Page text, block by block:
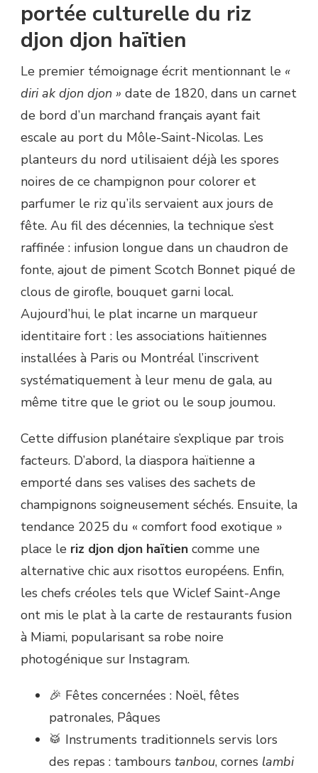
portée culturelle du riz
djon djon haïtien
Le premier témoignage écrit mentionnant le «
diri ak djon djon » date de 1820, dans un carnet
de bord d’un marchand français ayant fait
escale au port du Môle-Saint-Nicolas. Les
planteurs du nord utilisaient déjà les spores
noires de ce champignon pour colorer et
parfumer le riz qu’ils servaient aux jours de
fête. Au fil des décennies, la technique s’est
raffinée : infusion longue dans un chaudron de
fonte, ajout de piment Scotch Bonnet piqué de
clous de girofle, bouquet garni local.
Aujourd’hui, le plat incarne un marqueur
identitaire fort : les associations haïtiennes
installées à Paris ou Montréal l’inscrivent
systématiquement à leur menu de gala, au
même titre que le griot ou le soup joumou.
Cette diffusion planétaire s’explique par trois
facteurs. D’abord, la diaspora haïtienne a
emporté dans ses valises des sachets de
champignons soigneusement séchés. Ensuite, la
tendance 2025 du « comfort food exotique »
place le riz djon djon haïtien comme une
alternative chic aux risottos européens. Enfin,
les chefs créoles tels que Wiclef Saint-Ange
ont mis le plat à la carte de restaurants fusion
à Miami, popularisant sa robe noire
photogénique sur Instagram.
🎉 Fêtes concernées : Noël, fêtes
patronales, Pâques
🥁 Instruments traditionnels servis lors
des repas : tambours tanbou, cornes lambi